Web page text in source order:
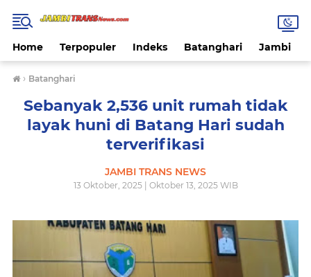
Home Terpopuler Indeks Batanghari Jambi
› Batanghari
Sebanyak 2,536 unit rumah tidak
layak huni di Batang Hari sudah
terverifikasi
JAMBI TRANS NEWS
13 Oktober, 2025 | Oktober 13, 2025 WIB